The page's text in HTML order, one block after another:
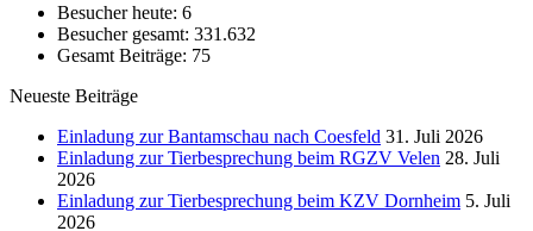
Besucher heute: 6
Besucher gesamt: 331.632
Gesamt Beiträge: 75
Neueste Beiträge
Einladung zur Bantamschau nach Coesfeld 31. Juli 2026
Einladung zur Tierbesprechung beim RGZV Velen 28. Juli
2026
Einladung zur Tierbesprechung beim KZV Dornheim 5. Juli
2026